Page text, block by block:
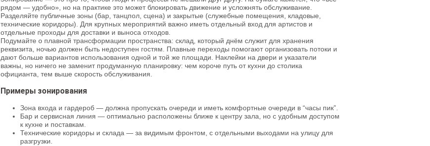
рядом — удобно», но на практике это может блокировать движение и усложнять обслуживание.
Разделяйте публичные зоны (бар, танцпол, сцена) и закрытые (служебные помещения, кладовые,
технические коридоры). Для крупных мероприятий важно иметь отдельный вход для артистов и
отдельные проходы для доставки и выноса отходов.
Подумайте о плавной трансформации пространства: склад, который днём служит для хранения
реквизита, ночью должен быть недоступен гостям. Плавные переходы помогают организовать потоки и
дают больше вариантов использования одной и той же площади. Наклейки на двери и указатели
важны, но ничего не заменит продуманную планировку: чем короче путь от кухни до столика
официанта, тем выше скорость обслуживания.
Примеры зонирования
Зона входа и гардероб — должна пропускать очереди и иметь комфортные очереди в “часы пик”.
Бар и сервисная линия — оптимально расположены ближе к центру зала, но с удобным доступом
к кухне и поставкам.
Технические коридоры и склада — за видимым фронтом, с отдельными выходами на улицу для
разгрузки.